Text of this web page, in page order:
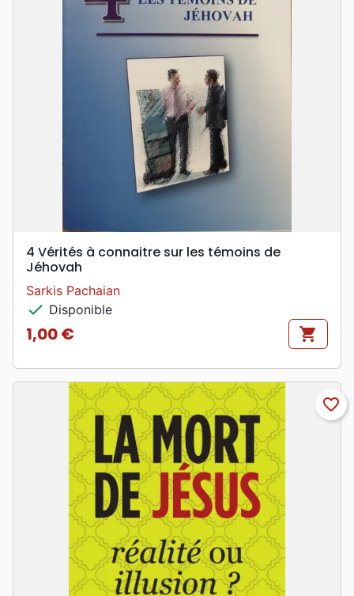
4 Vérités à connaitre sur les témoins de
Jéhovah
Sarkis Pachaian
check Disponible
Prix
1,00 € shopping_cart
favorite_border